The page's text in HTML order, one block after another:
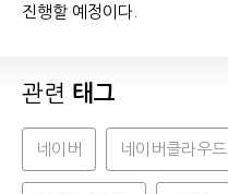
진행할 예정이다.
관련 태그
네이버 네이버클라우드